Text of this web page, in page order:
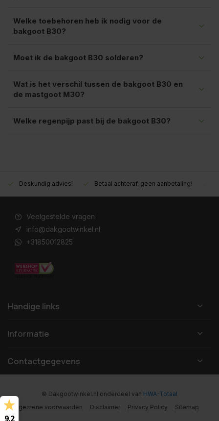
Welke toebehoren heb ik nodig voor de
bakgoot B30?
Moet ik de bakgoot B30 solderen?
Wat is het verschil tussen de bakgoot B30 en
de mastgoot M30?
Welke regenpijp past bij de bakgoot B30?
Deskundig advies! Betaal achteraf, geen aanbetaling!
Veelgestelde vragen
info@dakgootwinkel.nl
+31850012825
Handige links
Informatie
Contactgegevens
Algemene voorwaarden Disclaimer Privacy Policy Sitemap
© Dakgootwinkel.nl onderdeel van HWA-Totaal
9.2